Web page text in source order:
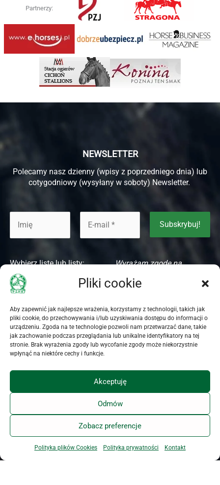
Pliki cookie
Aby zapewnić jak najlepsze wrażenia, korzystamy z technologii, takich jak
pliki cookie, do przechowywania i/lub uzyskiwania dostępu do informacji o
urządzeniu. Zgoda na te technologie pozwoli nam przetwarzać dane, takie
jak zachowanie podczas przeglądania lub unikalne identyfikatory na tej
stronie. Brak wyrażenia zgody lub wycofanie zgody może niekorzystnie
wpłynąć na niektóre cechy i funkcje.
Akceptuję
Odmów
Zobacz preferencje
Polityka plików Cookies Polityka prywatności Kontakt
Partnerzy:
NEWSLETTER
Polecamy nasz dzienny (wpisy z poprzedniego dnia) lub
cotygodniowy (wysyłany w soboty) Newsletter.
Wybierz listę lub listy:
Newsletter tygodniowy
Newsletter dzienny
Wyrażam zgodę na
danych osobowych
Hodowców Koni(dalej
PZHK) z siedzibą w
Warszawie (00-673) przy
ul. Koszykowej 60/62
m. 16, w celu komunikacji
uruchomieniem i wysyłką
Newslettera PZHK.
Oświadczam, że PZHK
poinformował mnie o
dobrowolności podania
danych i przysługujących
mi prawach, w
szczególności o prawie